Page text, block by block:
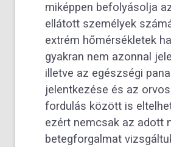
miképpen befolyásolja
ellátott személyek
extrém hőmérsékletek
gyakran nem azonnal
illetve az egészségi
jelentkezése és az
fordulás között is
ezért nemcsak az adott
betegforgalmat